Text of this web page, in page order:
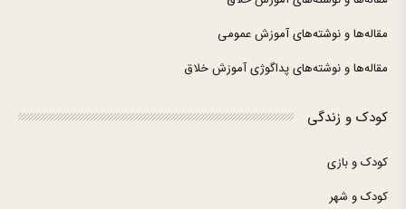
مقاله‌ها و نوشته‌های آموزش عمومی
مقاله‌ها و نوشته‌های پداگوژی آموزش خلاق
کودک و زندگی
کودک و بازی
کودک و شهر